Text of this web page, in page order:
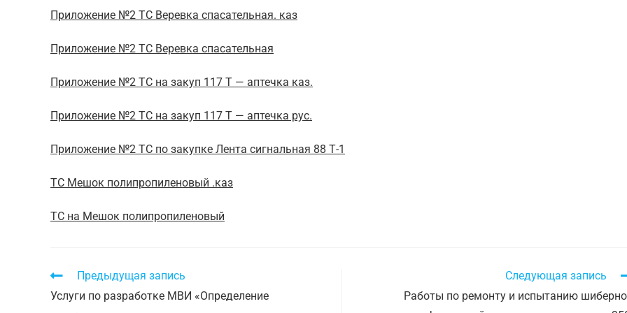
Приложение №2 ТС Веревка спасательная. каз
Приложение №2 ТС Веревка спасательная
Приложение №2 ТС на закуп 117 Т — аптечка каз.
Приложение №2 ТС на закуп 117 Т — аптечка рус.
Приложение №2 ТС по закупке Лента сигнальная 88 Т-1
ТС Мешок полипропиленовый .каз
ТС на Мешок полипропиленовый
Предыдущая запись
Услуги по разработке МВИ «Определение
Следующая запись
Работы по ремонту и испытанию